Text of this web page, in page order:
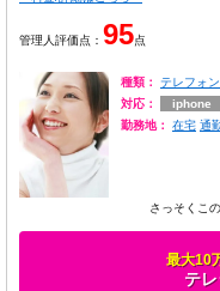
管理人評価点： 95点
種類：
テレフォ
対応：
iphone
勤務地：
在宅 通
さっそくこ
最大10
テ